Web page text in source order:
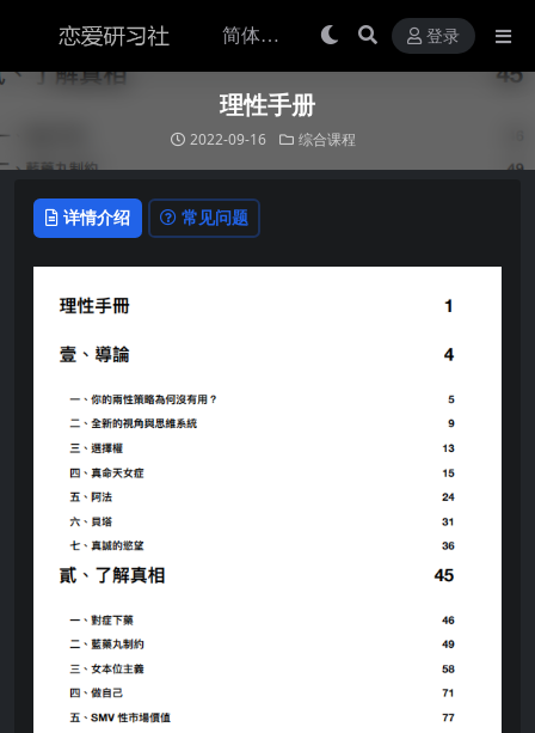
登录
理性手册
2022-09-16 综合课程
详情介绍 常见问题